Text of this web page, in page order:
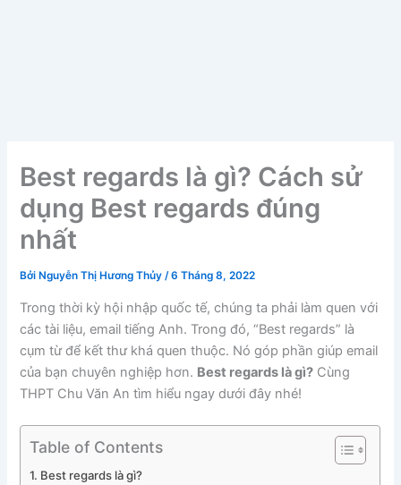
Best regards là gì? Cách sử
dụng Best regards đúng
nhất
Bởi Nguyễn Thị Hương Thủy/6 Tháng 8, 2022
Trong thời kỳ hội nhập quốc tế, chúng ta phải làm quen với
các tài liệu, email tiếng Anh. Trong đó, “Best regards” là
cụm từ để kết thư khá quen thuộc. Nó góp phần giúp email
của bạn chuyên nghiệp hơn. Best regards là gì? Cùng
THPT Chu Văn An tìm hiểu ngay dưới đây nhé!
Table of Contents
Best regards là gì?